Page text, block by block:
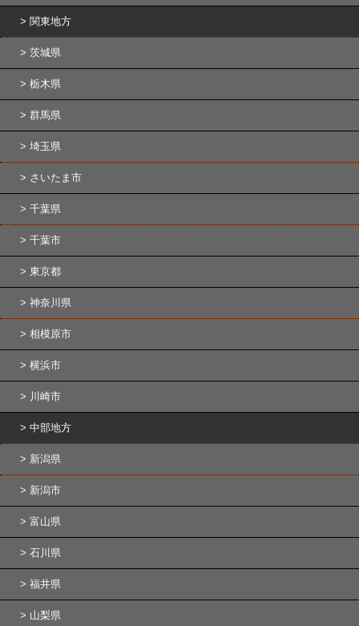
関東地方
茨城県
栃木県
群馬県
埼玉県
さいたま市
千葉県
千葉市
東京都
神奈川県
相模原市
横浜市
川崎市
中部地方
新潟県
新潟市
富山県
石川県
福井県
山梨県